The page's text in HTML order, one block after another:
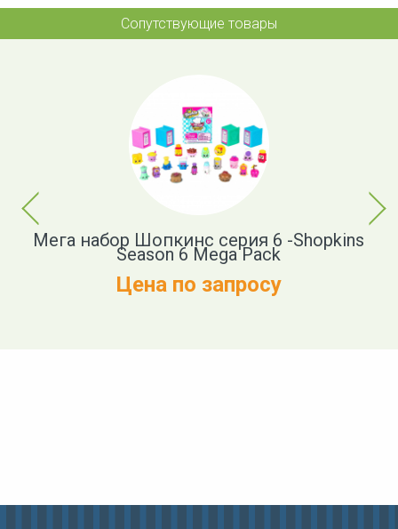
Сопутствующие товары
Previous
Мега набор Шопкинс серия 6 -Shopkins
Season 6 Mega Pack
Цена по запросу
Next